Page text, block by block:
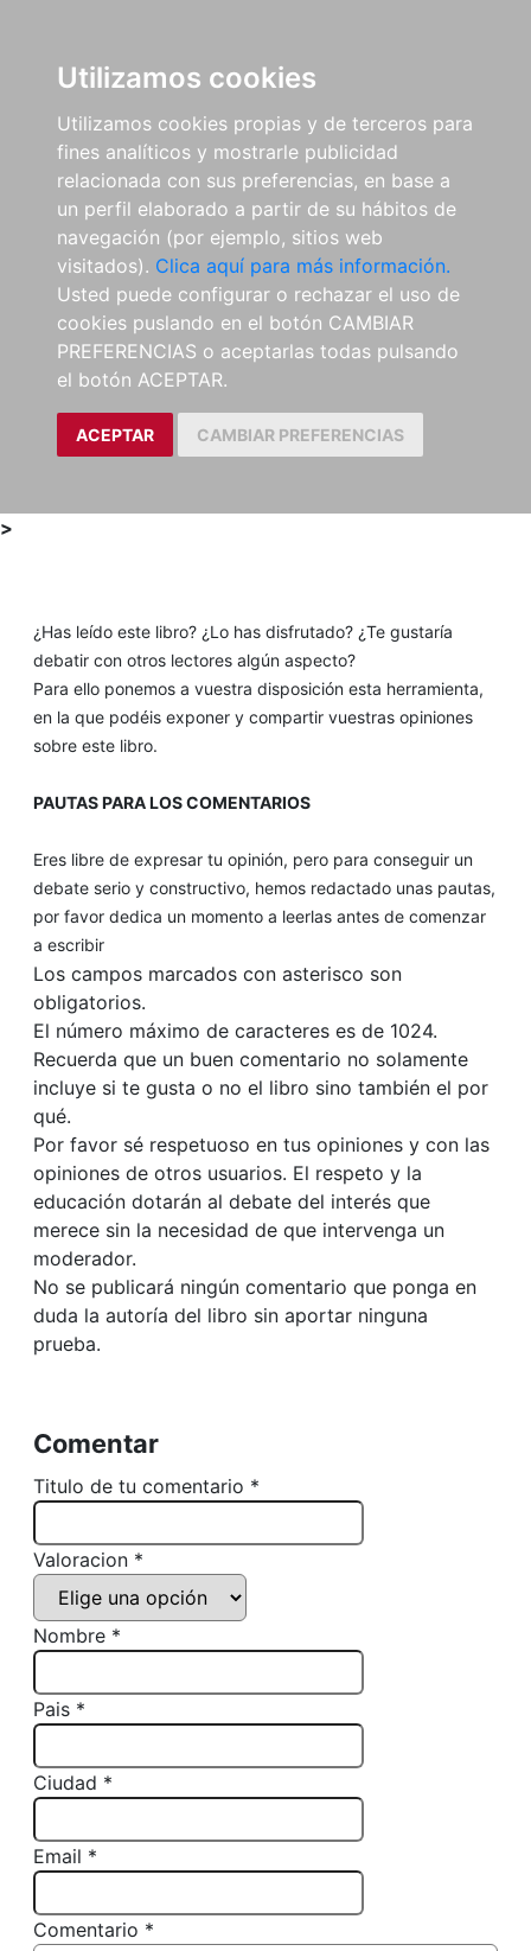
Utilizamos cookies
Utilizamos cookies propias y de terceros para
fines analíticos y mostrarle publicidad
relacionada con sus preferencias, en base a
un perfil elaborado a partir de su hábitos de
navegación (por ejemplo, sitios web
visitados). Clica aquí para más información.
Usted puede configurar o rechazar el uso de
cookies puslando en el botón CAMBIAR
PREFERENCIAS o aceptarlas todas pulsando
el botón ACEPTAR.
ACEPTAR CAMBIAR PREFERENCIAS
>
¿Has leído este libro? ¿Lo has disfrutado? ¿Te gustaría
debatir con otros lectores algún aspecto?
Para ello ponemos a vuestra disposición esta herramienta,
en la que podéis exponer y compartir vuestras opiniones
sobre este libro.
PAUTAS PARA LOS COMENTARIOS
Eres libre de expresar tu opinión, pero para conseguir un
debate serio y constructivo, hemos redactado unas pautas,
por favor dedica un momento a leerlas antes de comenzar
a escribir
Los campos marcados con asterisco son
obligatorios.
El número máximo de caracteres es de 1024.
Recuerda que un buen comentario no solamente
incluye si te gusta o no el libro sino también el por
qué.
Por favor sé respetuoso en tus opiniones y con las
opiniones de otros usuarios. El respeto y la
educación dotarán al debate del interés que
merece sin la necesidad de que intervenga un
moderador.
No se publicará ningún comentario que ponga en
duda la autoría del libro sin aportar ninguna
prueba.
Comentar
Titulo de tu comentario *
Valoracion *
Nombre *
Pais *
Ciudad *
Email *
Comentario *